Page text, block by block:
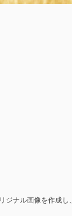
ジナル画像を作成し、